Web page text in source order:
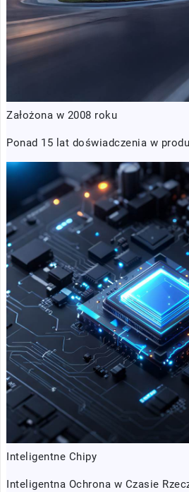
Założona w 2008 roku
Ponad 15 lat doświadczenia w
Inteligentne Chipy
Inteligentna Ochrona w Czasie